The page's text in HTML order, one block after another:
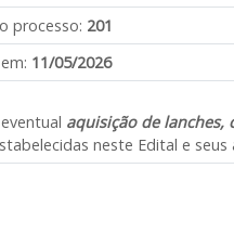
processo: 201
11/05/2026
aquisição de lanches,
neste Edital e seus